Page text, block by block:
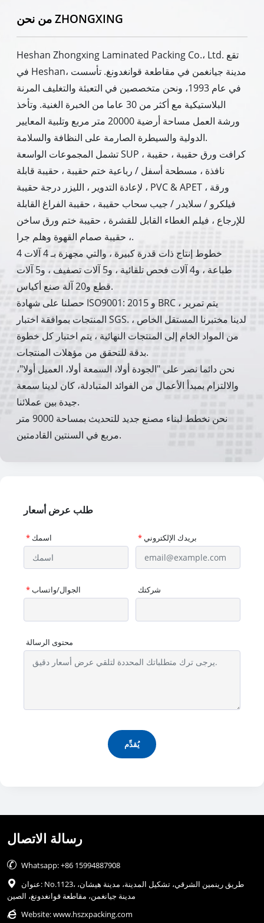
من نحن ZHONGXING
Heshan Zhongxing Laminated Packing Co.، Ltd. تقع
في Heshan، مدينة جيانغمن في مقاطعة قوانغدونغ. تأسست
في عام 1993، ونحن متخصصين في التعبئة والتغليف المرنة
البلاستيكية مع أكثر من 30 عاما من الخبرة الغنية. وتأخذ
ورشة العمل مساحة أرضية 20000 متر مربع وتلبية المعايير
الدولية والسيطرة الصارمة على النظافة والسلامة.
تشمل المجموعات الواسعة SUP ، كرافت ورق حقيبة ، حقيبة
نافذة ، مسطحة أسفل / رباعية ختم حقيبة ، حقيبة قابلة
لإعادة التدوير ، الليزر درجة حقيبة ، PVC & APET ورقة ،
فيلكرو / سلايدر / جيب سحاب حقيبة ، حقيبة الفراغ القابلة
للإرجاع ، فيلم الغطاء القابل للقشرة ، حقيبة ختم ورق ساخن
، حقيبة صمام القهوة وهلم جرا.
4 خطوط إنتاج ذات قدرة كبيرة ، والتي مجهزة بـ 4 آلات
طباعة ، و4 آلات فحص تلقائية ، و5 آلات تصفيف ، و5 آلات
قطع و20 آلة صنع أكياس.
حصلنا على شهادة ISO9001: 2015 و BRC ، يتم تمرير
المنتجات بموافقة اختبار SGS. لدينا مختبرنا المستقل الخاص ،
من المواد الخام إلى المنتجات النهائية ، يتم اختبار كل خطوة
بدقة للتحقق من مؤهلات المنتجات.
نحن دائما نصر على "الجودة أولا، السمعة أولا، العميل أولا"،
والالتزام بمبدأ الأعمال من الفوائد المتبادلة، كان لدينا سمعة
جيدة بين عملائنا.
نحن نخطط لبناء مصنع جديد للتحديث بمساحة 9000 متر
مربع في السنتين القادمتين.
طلب عرض أسعار
* اسمك *بريدك الإلكتروني
*الجوال/واتساب شركتك
محتوى الرسالة
يُقدِّم
رسالة الاتصال
 Whatsapp: +86 15994887908

عنوان: No.1123، طريق رينمين الشرقي، تشكيل المدينة، مدينة هيشان،
مدينة جيانغمن، مقاطعة قوانغدونغ، الصين
 Website:www.hszxpacking.com